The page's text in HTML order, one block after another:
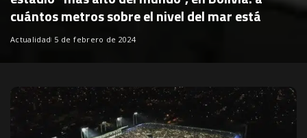
cuántos metros sobre el nivel del mar está
Actualidad 5 de febrero de 2024